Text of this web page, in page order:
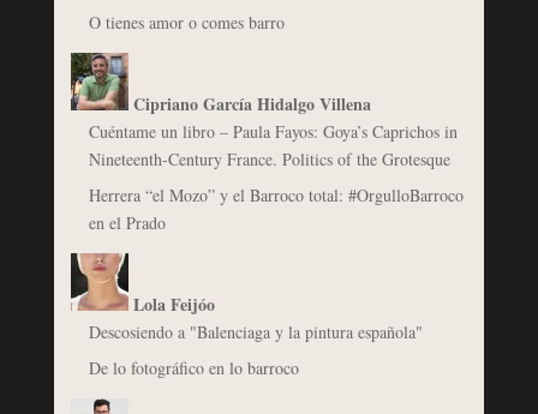
O tienes amor o comes barro
Cipriano García Hidalgo Villena
Cuéntame un libro – Paula Fayos: Goya’s Caprichos in
Nineteenth-Century France. Politics of the Grotesque
Herrera “el Mozo” y el Barroco total: #OrgulloBarroco
en el Prado
Lola Feijóo
Descosiendo a "Balenciaga y la pintura española"
De lo fotográfico en lo barroco